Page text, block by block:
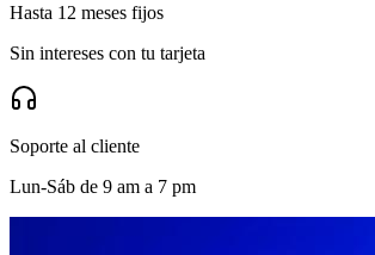
Hasta 12 meses fijos
Sin intereses con tu tarjeta
Soporte al cliente
Lun-Sáb de 9 am a 7 pm